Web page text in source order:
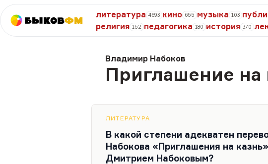
БыковФМ
литература 4693 кино 655 музыка 103
религия 152 педагогика 180 история 370
Владимир Набоков
Приглашение на
ЛИТЕРАТУРА
В какой степени адекватен
Набокова «Приглашения на
Дмитрием Набоковым?